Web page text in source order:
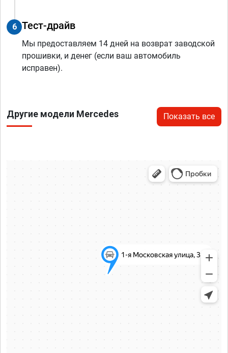
6 Тест-драйв
Мы предоставляем 14 дней на возврат заводской
прошивки, и денег (если ваш автомобиль
исправен).
Другие модели Mercedes Показать все